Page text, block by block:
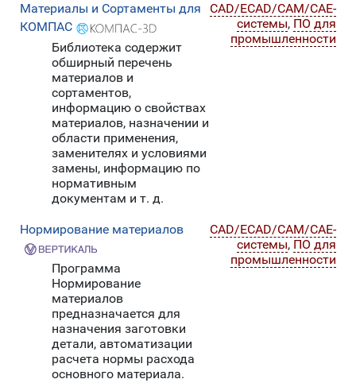
Материалы и Сортаменты для
КОМПАС
Библиотека содержит
обширный перечень
материалов и
сортаментов,
информацию о свойствах
материалов, назначении и
области применения,
заменителях и условиями
замены, информацию по
нормативным
документам и т. д.
CAD/ECAD/CAM/CAE-
системы, ПО для
промышленности
Нормирование материалов
Программа
Нормирование
материалов
предназначается для
назначения заготовки
детали, автоматизации
расчета нормы расхода
основного материала.
CAD/ECAD/CAM/CAE-
системы, ПО для
промышленности